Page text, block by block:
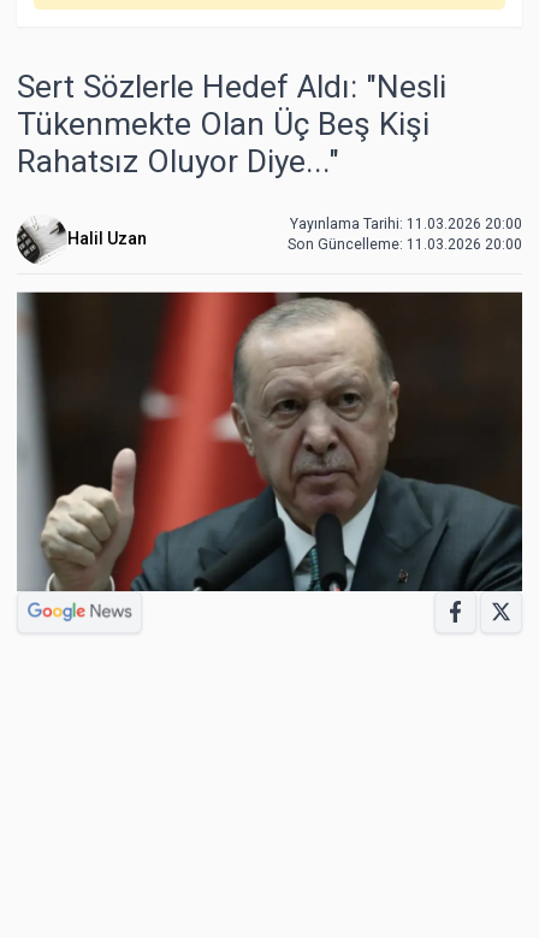
Sert Sözlerle Hedef Aldı: "Nesli
Tükenmekte Olan Üç Beş Kişi
Rahatsız Oluyor Diye..."
Halil Uzan
Yayınlama Tarihi: 11.03.2026 20:00
Son Güncelleme: 11.03.2026 20:00